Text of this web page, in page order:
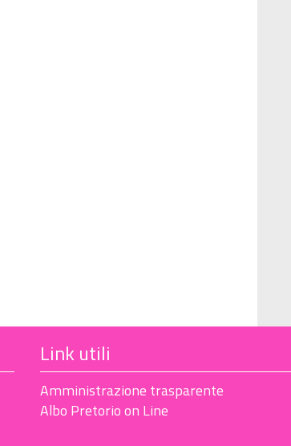
Link utili
Amministrazione trasparente
Albo Pretorio on Line